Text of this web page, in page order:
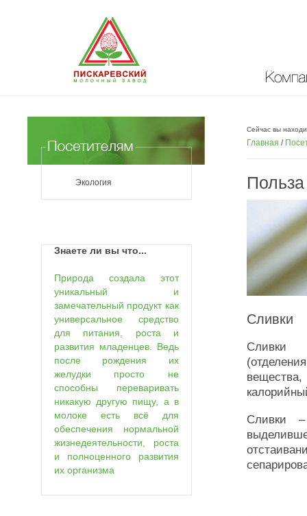
Экология
Знаете ли вы что...
Природа создала этот
уникальный и
замечательный продукт как
универсальное средство
для питания, роста и
развития младенцев. Ведь
после рождения их
желудки просто не
способны переваривать
никакую другую пищу, а в
молоке есть всё для
обеспечения нормальной
жизнедеятельности, роста
и полноценного развития
их организма
Сейчас вы
Главная /
Сливки
Сливки
Сливки